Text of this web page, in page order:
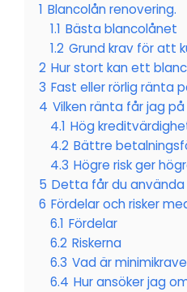
1 Blancolån renovering.
1.1 Bästa blancolånet
1.2 Grund krav för att
2 Hur stort kan ett
3 Fast eller rörlig ränta
4 Vilken ränta får jag
4.1 Hög
4.2 Bättre
4.3 Högre risk ger
5 Detta får du
6 Fördelar och risker
6.1 Fördelar
6.2 Riskerna
6.3 Vad är
6.4 Hur ansöker jag